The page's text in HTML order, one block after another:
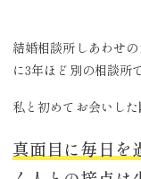
結婚相談所しあわせ
に3年ほど別の相談所
私と初めてお会いし
真面目に毎日を